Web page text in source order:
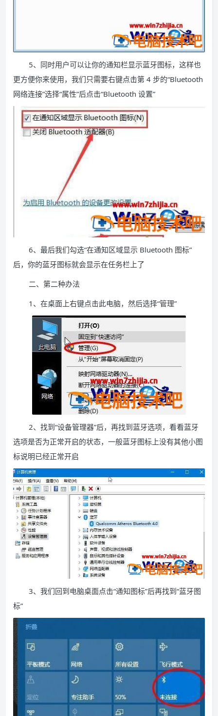
5、同时用户可以让你的通知栏显示蓝牙图标，这样也
更方便你来使用，我们只需要右键点击第 4 步的“Bluetooth
网络连接”选择“属性”后点击“Bluetooth 设置”
6、最后我们勾选“在通知区域显示 Bluetooth 图标”
后，你的蓝牙图标就会显示在任务栏上了
二、第二种办法
1、在桌面上右键点击此电脑，然后选择“管理”
2、找到“设备管理器”后，再找到蓝牙选项，看看蓝牙
选项是否为正常开启的状态，一般蓝牙图标上没有其他小图
标说明已经正常开启
3、我们回到电脑桌面点击“通知图标”后再找到“蓝牙图
标”